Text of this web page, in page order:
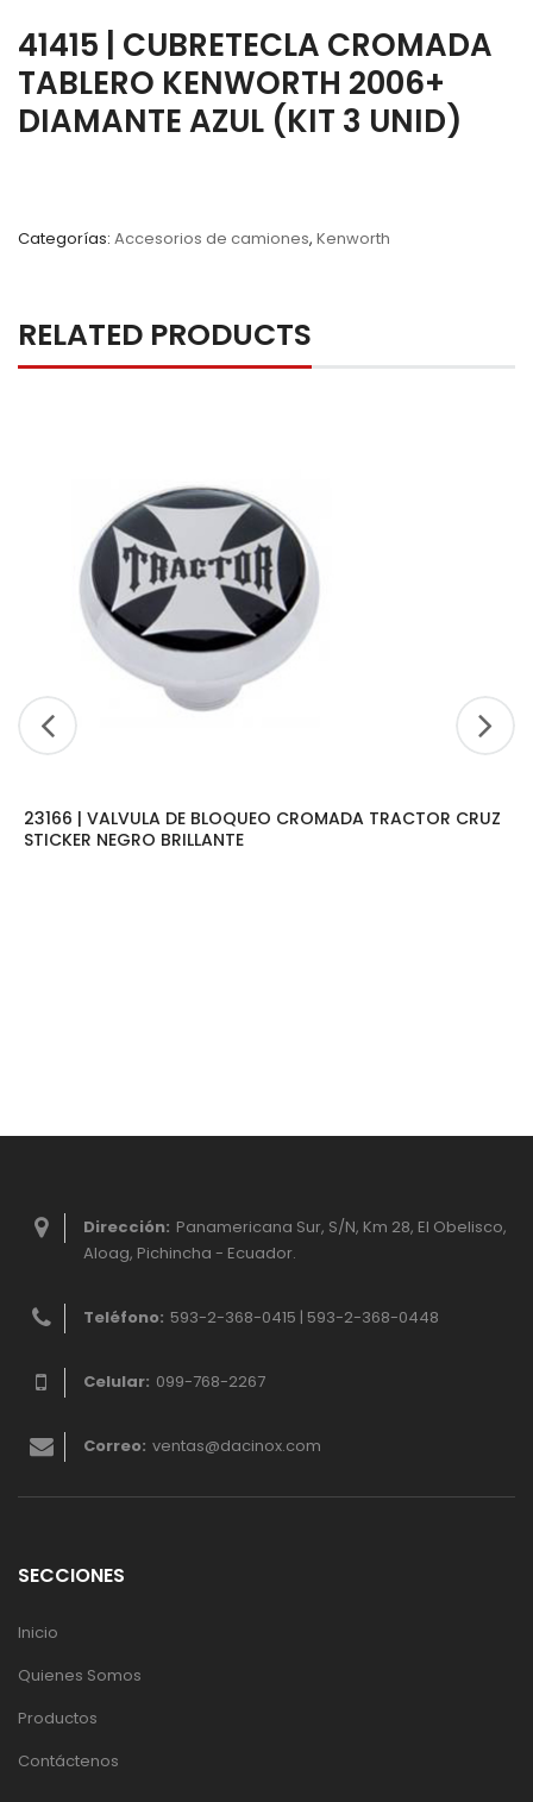
41415 | CUBRETECLA CROMADA
TABLERO KENWORTH 2006+
DIAMANTE AZUL (KIT 3 UNID)
Categorías: Accesorios de camiones, Kenworth
RELATED PRODUCTS
23166 | VALVULA DE BLOQUEO CROMADA TRACTOR CRUZ
STICKER NEGRO BRILLANTE
Dirección: Panamericana Sur, S/N, Km 28, El Obelisco,
Aloag, Pichincha - Ecuador.
Teléfono: 593-2-368-0415 | 593-2-368-0448
Celular: 099-768-2267
Correo: ventas@dacinox.com
SECCIONES
Inicio
Quienes Somos
Productos
Contáctenos